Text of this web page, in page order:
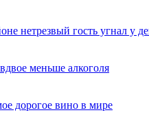
нетрезвый гость угнал у
меньше алкоголя
дорогое вино в мире